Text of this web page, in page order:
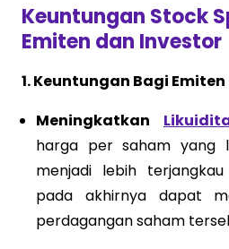
Keuntungan Stock
Emiten dan Investor
1. Keuntungan Bagi Emiten
Meningkatkan
harga per saham yang
menjadi lebih
pada akhirnya dapat
perdagangan saham